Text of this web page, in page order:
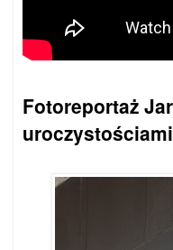
Fotoreportaż